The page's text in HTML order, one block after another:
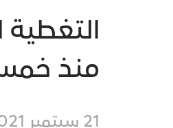
منذ
21 سبتمبر 2021